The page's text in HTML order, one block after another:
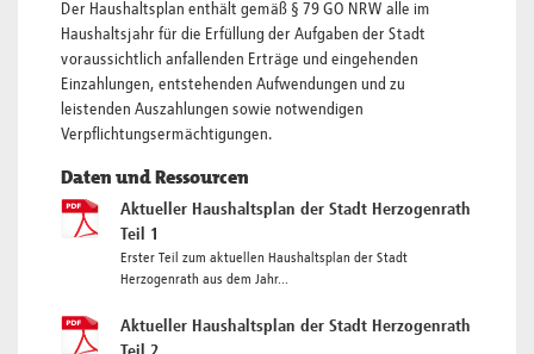
Der Haushaltsplan enthält gemäß § 79 GO NRW alle im
Haushaltsjahr für die Erfüllung der Aufgaben der Stadt
voraussichtlich anfallenden Erträge und eingehenden
Einzahlungen, entstehenden Aufwendungen und zu
leistenden Auszahlungen sowie notwendigen
Verpflichtungsermächtigungen.
Daten und Ressourcen
Aktueller Haushaltsplan der Stadt Herzogenrath
Teil 1
Erster Teil zum aktuellen Haushaltsplan der Stadt
Herzogenrath aus dem Jahr...
Aktueller Haushaltsplan der Stadt Herzogenrath